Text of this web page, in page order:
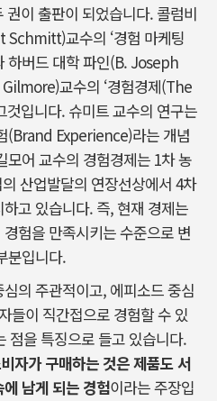
권이 출판이 되었습니다. 콜럼비
Schmitt)교수의 ‘경험 마케팅
버드 대학 파인(B. Joseph
교수의 ‘경험경제(The
입니다. 슈미트 교수의 연구는
(Brand Experience)라는 개념
모어 교수의 경험경제는 1차 농
산업발달의 연장선상에서 4차
고 있습니다. 즉, 현재 경제는
험을 만족시키는 수준으로 변
분입니다.
의 주관적이고, 에피소드 중심
들이 직간접으로 경험할 수 있
점을 특징으로 들고 있습니다.
자가 구매하는 것은 제품도 서
남게 되는 경험이라는 주장입